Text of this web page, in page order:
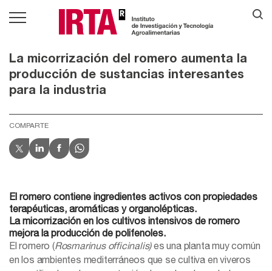
La micorrización del romero aumenta la
producción de sustancias interesantes
para la industria
COMPARTE
El romero contiene ingredientes activos con propiedades
terapéuticas, aromáticas y organolépticas.
La micorrización en los cultivos intensivos de romero
mejora la producción de polifenoles.
El romero (Rosmarinus officinalis)es una planta muy común
en los ambientes mediterráneos que se cultiva en viveros